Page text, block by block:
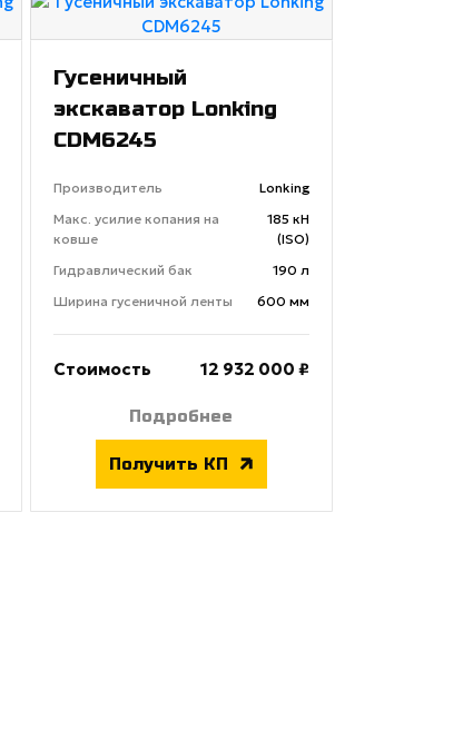
Гусеничный
экскаватор Lonking
CDM6245
Производитель
Lonking
Макс. усилие копания на
ковше
185 кН
(ISO)
Гидравлический бак
190 л
Ширина гусеничной ленты
600 мм
Стоимость 12 932 000 ₽
Подробнее
Получить КП